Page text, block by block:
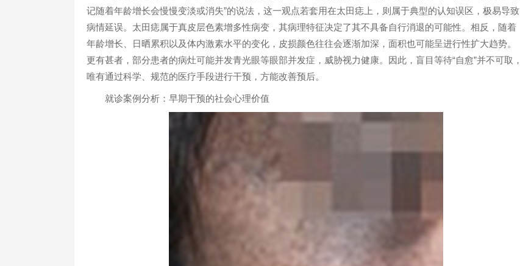
记随着年龄增长会慢慢变淡或消失”的说法，这一观点若套用在太田痣上，则属于典型的认知误区，极易导致
病情延误。太田痣属于真皮层色素增多性病变，其病理特征决定了其不具备自行消退的可能性。相反，随着
年龄增长、日晒累积以及体内激素水平的变化，皮损颜色往往会逐渐加深，面积也可能呈进行性扩大趋势。
更有甚者，部分患者的病灶可能并发青光眼等眼部并发症，威胁视力健康。因此，盲目等待“自愈”并不可取，
唯有通过科学、规范的医疗手段进行干预，方能改善预后。
就诊案例分析：早期干预的社会心理价值